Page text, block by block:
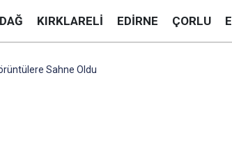
KIRKLARELI EDIRNE ÇORLU
Sahne Oldu